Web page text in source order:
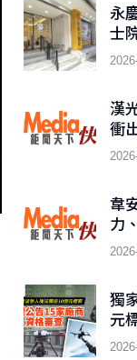
永
士
漢
衝
查
韋
力
獨
元
格